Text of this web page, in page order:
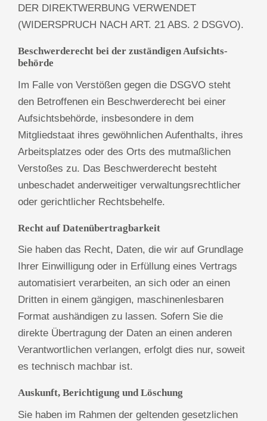
DER DIREKTWERBUNG VERWENDET
(WIDERSPRUCH NACH ART. 21 ABS. 2 DSGVO).
Beschwerde­recht bei der zuständigen Aufsichts­
behörde
Im Falle von Verstößen gegen die DSGVO steht
den Betroffenen ein Beschwerderecht bei einer
Aufsichtsbehörde, insbesondere in dem
Mitgliedstaat ihres gewöhnlichen Aufenthalts, ihres
Arbeitsplatzes oder des Orts des mutmaßlichen
Verstoßes zu. Das Beschwerderecht besteht
unbeschadet anderweitiger verwaltungsrechtlicher
oder gerichtlicher Rechtsbehelfe.
Recht auf Daten­übertrag­barkeit
Sie haben das Recht, Daten, die wir auf Grundlage
Ihrer Einwilligung oder in Erfüllung eines Vertrags
automatisiert verarbeiten, an sich oder an einen
Dritten in einem gängigen, maschinenlesbaren
Format aushändigen zu lassen. Sofern Sie die
direkte Übertragung der Daten an einen anderen
Verantwortlichen verlangen, erfolgt dies nur, soweit
es technisch machbar ist.
Auskunft, Berichtigung und Löschung
Sie haben im Rahmen der geltenden gesetzlichen